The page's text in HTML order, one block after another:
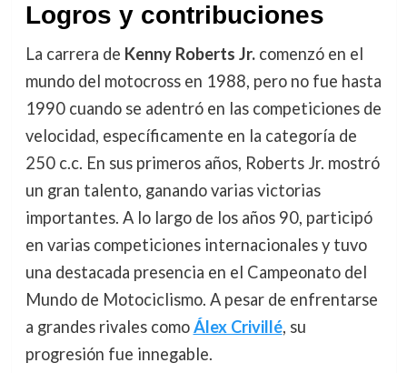
Logros y contribuciones
La carrera de Kenny Roberts Jr.comenzó en el
mundo del motocross en 1988, pero no fue hasta
1990 cuando se adentró en las competiciones de
velocidad, específicamente en la categoría de
250 c.c. En sus primeros años, Roberts Jr. mostró
un gran talento, ganando varias victorias
importantes. A lo largo de los años 90, participó
en varias competiciones internacionales y tuvo
una destacada presencia en el Campeonato del
Mundo de Motociclismo. A pesar de enfrentarse
a grandes rivales comoÁlex Crivillé, su
progresión fue innegable.